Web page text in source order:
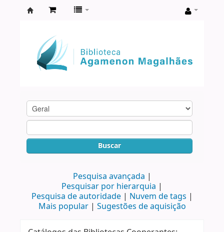
Agamenon
Magalhães
Buscar
Pesquisa avançada
Pesquisar por hierarquia
Pesquisa de autoridade
Nuvem de tags
Mais popular
Sugestões de aquisição